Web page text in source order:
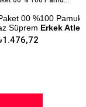
00 %100 Pamuk
SüpremErkek Atlet
Testi